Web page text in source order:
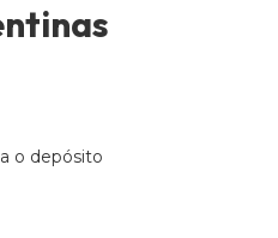
o depósito